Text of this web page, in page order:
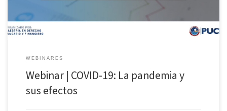
WEBINARES
Webinar | COVID-19: La pandemia y
sus efectos